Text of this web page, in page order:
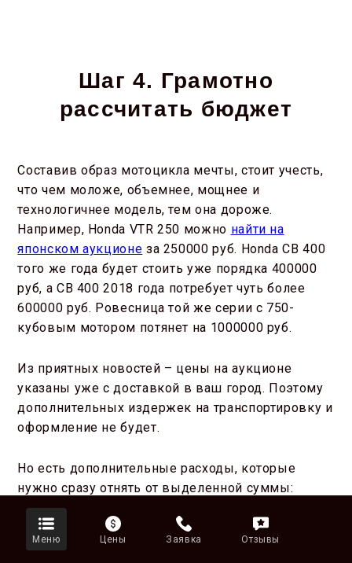
Шаг 4. Грамотно
рассчитать бюджет
Составив образ мотоцикла мечты, стоит учесть,
что чем моложе, объемнее, мощнее и
технологичнее модель, тем она дороже.
Например, Honda VTR 250 можно найти на
японском аукционе за 250000 руб. Honda CB 400
того же года будет стоить уже порядка 400000
руб, а CB 400 2018 года потребует чуть более
600000 руб. Ровесница той же серии с 750-
кубовым мотором потянет на 1000000 руб.
Из приятных новостей – цены на аукционе
указаны уже с доставкой в ваш город. Поэтому
дополнительных издержек на транспортировку и
оформление не будет.
Но есть дополнительные расходы, которые
нужно сразу отнять от выделенной суммы:
Шлем – от 10000 руб. Отсутствие шлема будет стоить
1000 руб. штрафа, и вашей безопасности.
Меню Цены Заявка Отзывы